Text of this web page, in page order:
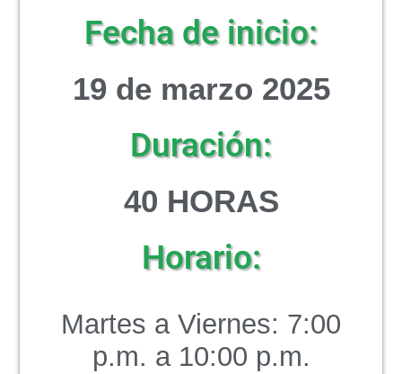
Fecha de inicio:
19 de marzo 2025
Duración:
40 HORAS
Horario:
Martes a Viernes: 7:00
p.m. a 10:00 p.m.